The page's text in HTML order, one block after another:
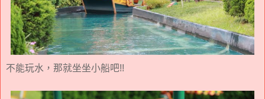
不能玩水，那就坐坐小船吧!!